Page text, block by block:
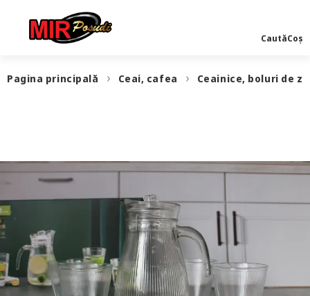
CautăCoș
Pagina principală Ceai, cafea Ceainice, boluri de